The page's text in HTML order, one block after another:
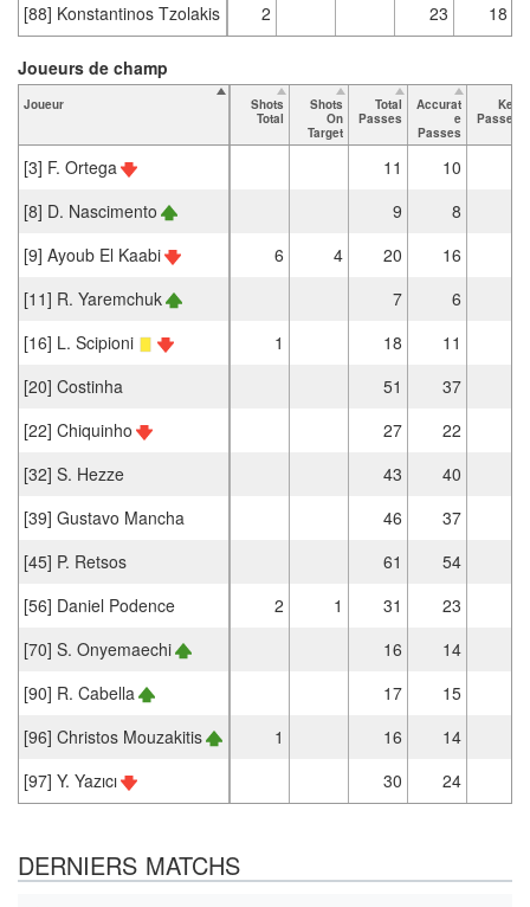
[88] Konstantinos Tzolakis 2 23 18
Joueur
Shots
Total
Shots
On
Target
Total
Passes
Accurat
e
Passes
Key
Passes
[3] F. Ortega 11 10
[8] D. Nascimento
9
8
[9] Ayoub El Kaabi
6 4 20
16
[11] R. Yaremchuk
7 6
[16] L. Scipioni
1 18
11
[20] Costinha
51 37
[22] Chiquinho
27 22
[32] S. Hezze
43 40
[39] Gustavo Mancha
46
37
[45] P. Retsos
61
54
[56] Daniel Podence
2 1 31 23
[70] S. Onyemaechi
16
14
[90] R. Cabella
17
15
[96] Christos Mouzakitis
1 16
14
[97] Y. Yazıcı
30 24
Joueurs de champ
DERNIERS MATCHS